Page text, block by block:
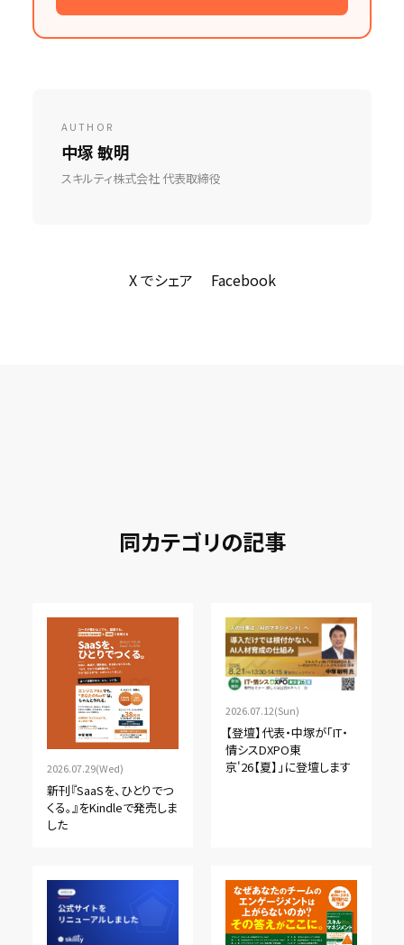
AUTHOR
中塚 敏明
スキルティ株式会社 代表取締役
X でシェア Facebook
同カテゴリの記事
2026.07.29(Wed)
新刊『SaaSを、ひとりでつ
くる。』をKindleで発売しま
した
2026.07.12(Sun)
【登壇】代表・中塚が「IT・
情シスDXPO東
京'26【夏】」に登壇します